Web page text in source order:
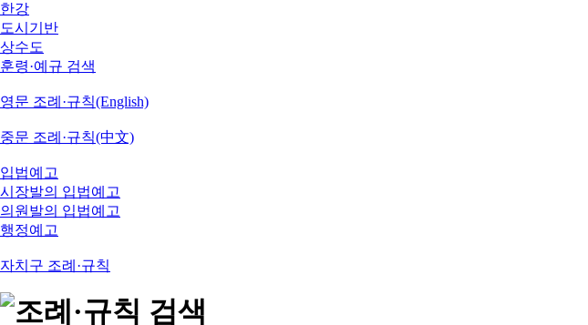
한강
도시기반
상수도
훈령·예규 검색
영문 조례·규칙(English)
중문 조례·규칙(中文)
입법예고
시장발의 입법예고
의원발의 입법예고
행정예고
자치구 조례·규칙